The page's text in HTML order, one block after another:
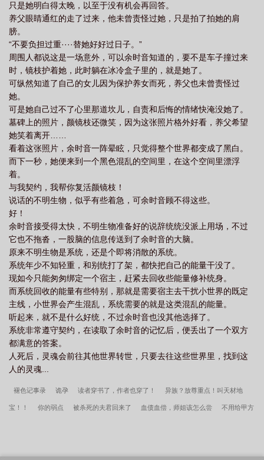
只是她明白得太晚，以至于没有机会再回答。
养父眼睛通红的走了过来，他未曾责怪过她，只是拍了拍她的肩
膀。
“不要负担过重····替她好好过日子。”
周围人都说这是一场意外，可以余时音知道的，要不是车子撞过来
时，镜枝护着她，此时躺在冰冷盒子里的，就是她了。
可纵然知道了自己的女儿因为保护养女而死，养父也未曾责怪过
她。
可是她自己过不了心里那道坎儿，自责和后悔的情绪快淹没她了。
墓碑上的照片，颜镜枝还微笑，因为这张照片格外好看，养父希望
她笑着离开……
看着这张照片，余时音一阵晕眩，只觉得整个世界都变成了黑白。
而下一秒，她便来到一个黑色混乱的空间里，在这个空间里漂浮
着。
与我契约，我帮你复活颜镜枝！
说话的不明生物，似乎有些着急，可余时音顾不得这些。
好！
余时音接受得太快，不明生物准备好的说辞统统没派上用场，不过
它也不拖沓，一股脑的信息传送到了余时音的大脑。
原来不明生物是系统，还是个即将消散的系统。
系统年少不知轻重，和别统打了架，都快把自己的能量干没了。
现如今只能匆匆绑定一个宿主，赶紧去回收些能量修补统身。
而系统回收的能量有些特别，那就是需要宿主去干扰小世界的既定
主线，小世界会产生混乱，系统需要的就是这类混乱的能量。
听起来，就不是什么好统，不过余时音也没其他选择了。
系统非常遵守契约，在读取了余时音的记忆后，便丢出了一个双方
都满意的答案。
人死后，灵魂会前往其他世界转世，只要去往这些世界里，找到这
人的灵魂...
褪色记事录 诡孕 读者穿书了，作者也穿了！ 异族？放尊重点！叫天材地
宝！！ 你的弱点 被杀死的夫君回来了 血债血偿，师姐该怎么尝 不用给甲方